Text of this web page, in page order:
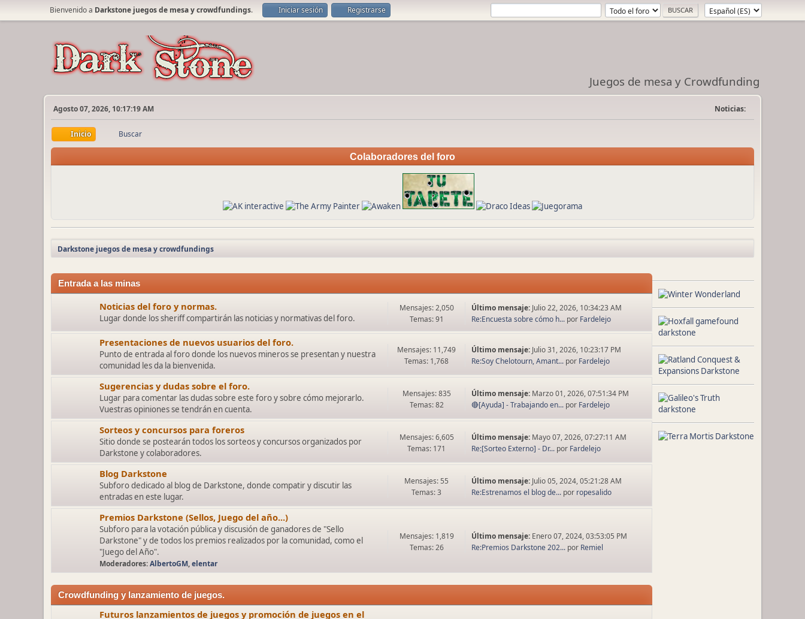
Bienvenido a Darkstone juegos de mesa y crowdfundings. Iniciar sesión Registrarse
Juegos de mesa y Crowdfunding
Agosto 07, 2026, 10:17:19 AM Noticias:
Inicio Buscar
Colaboradores del foro
Darkstone juegos de mesa y crowdfundings
Entrada a las minas
Noticias del foro y normas.
Lugar donde los sheriff compartirán las noticias y normativas del foro.
Mensajes: 2,050
Temas: 91
Último mensaje: Julio 22, 2026, 10:34:23 AM
Re:Encuesta sobre cómo h... por Fardelejo
Presentaciones de nuevos usuarios del foro.
Punto de entrada al foro donde los nuevos mineros se presentan y nuestra
comunidad les da la bienvenida.
Mensajes: 11,749
Temas: 1,768
Último mensaje: Julio 31, 2026, 10:23:17 PM
Re:Soy Chelotourn, Amant... por Fardelejo
Sugerencias y dudas sobre el foro.
Lugar para comentar las dudas sobre este foro y sobre cómo mejorarlo.
Vuestras opiniones se tendrán en cuenta.
Mensajes: 835
Temas: 82
Último mensaje: Marzo 01, 2026, 07:51:34 PM
🔴[Ayuda] - Trabajando en... por Fardelejo
Sorteos y concursos para foreros
Sitio donde se postearán todos los sorteos y concursos organizados por
Darkstone y colaboradores.
Mensajes: 6,605
Temas: 171
Último mensaje: Mayo 07, 2026, 07:27:11 AM
Re:[Sorteo Externo] - Dr... por Fardelejo
Blog Darkstone
Subforo dedicado al blog de Darkstone, donde compatir y discutir las
entradas en este lugar.
Mensajes: 55
Temas: 3
Último mensaje: Julio 05, 2024, 05:21:28 AM
Re:Estrenamos el blog de... por ropesalido
Premios Darkstone (Sellos, Juego del año...)
Subforo para la votación pública y discusión de ganadores de "Sello
Darkstone" y de todos los premios realizados por la comunidad, como el
"Juego del Año".
Moderadores:AlbertoGM,elentar
Mensajes: 1,819
Temas: 26
Último mensaje: Enero 07, 2024, 03:53:05 PM
Re:Premios Darkstone 202... por Remiel
Crowdfunding y lanzamiento de juegos.
Futuros lanzamientos de juegos y promoción de juegos en el